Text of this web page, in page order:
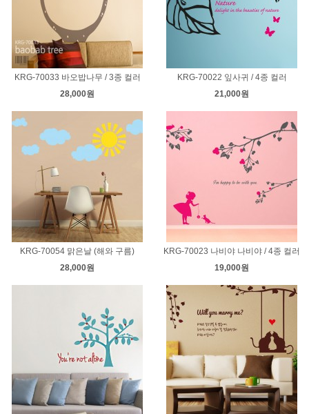
KRG-70033 바오밥나무 / 3종 컬러
28,000원
KRG-70022 잎사귀 / 4종 컬러
21,000원
KRG-70054 맑은날 (해와 구름)
28,000원
KRG-70023 나비야 나비야 / 4종 컬러
19,000원